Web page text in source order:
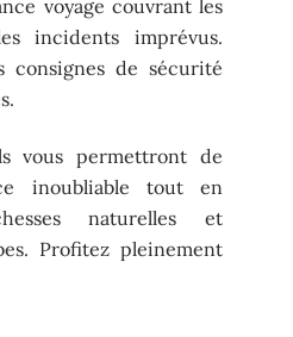
voyage couvrant les
incidents imprévus.
consignes de sécurité
vous permettront de
inoubliable tout en
naturelles et
Profitez pleinement